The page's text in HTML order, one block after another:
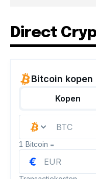
Direct